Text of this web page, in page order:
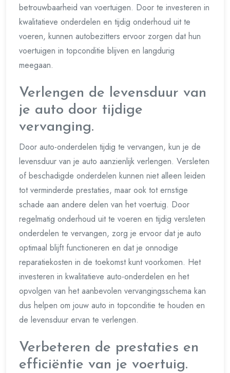
betrouwbaarheid van voertuigen. Door te investeren in
kwalitatieve onderdelen en tijdig onderhoud uit te
voeren, kunnen autobezitters ervoor zorgen dat hun
voertuigen in topconditie blijven en langdurig
meegaan.
Verlengen de levensduur van
je auto door tijdige
vervanging.
Door auto-onderdelen tijdig te vervangen, kun je de
levensduur van je auto aanzienlijk verlengen. Versleten
of beschadigde onderdelen kunnen niet alleen leiden
tot verminderde prestaties, maar ook tot ernstige
schade aan andere delen van het voertuig. Door
regelmatig onderhoud uit te voeren en tijdig versleten
onderdelen te vervangen, zorg je ervoor dat je auto
optimaal blijft functioneren en dat je onnodige
reparatiekosten in de toekomst kunt voorkomen. Het
investeren in kwalitatieve auto-onderdelen en het
opvolgen van het aanbevolen vervangingsschema kan
dus helpen om jouw auto in topconditie te houden en
de levensduur ervan te verlengen.
Verbeteren de prestaties en
efficiëntie van je voertuig.